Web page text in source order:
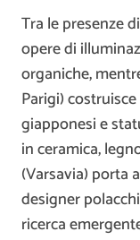
Tra le presenze
opere di
organiche,
Parigi)
giapponesi e
in ceramica,
(Varsavia) porta
designer
ricerca